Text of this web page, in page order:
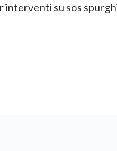
interventi su sos